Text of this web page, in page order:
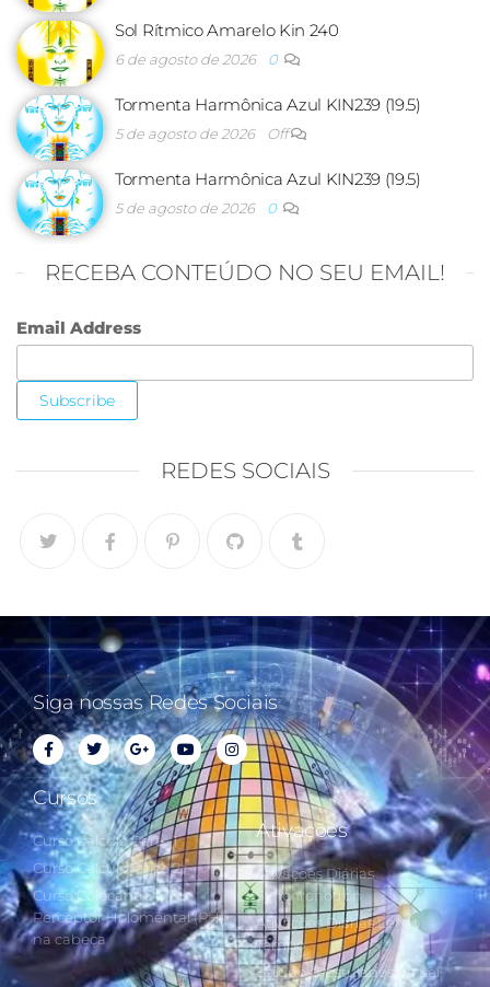
Sol Rítmico Amarelo Kin 240
6 de agosto de 2026 0
Tormenta Harmônica Azul KIN239 (19.5)
5 de agosto de 2026 Off
Tormenta Harmônica Azul KIN239 (19.5)
5 de agosto de 2026 0
RECEBA CONTEÚDO NO SEU EMAIL!
Email Address
REDES SOCIAIS
Siga nossas Redes Sociais
Cursos
Curso Cálculo Parte 1
Curso Cálculo Parte 2
Curso Colocando o
Perceptor Holomental (PH)
na cabeça
Ativações
Ativações Diárias
Synchronotron
Ativações Diárias Lei do
Tempo
Estudos Postulados da Lei